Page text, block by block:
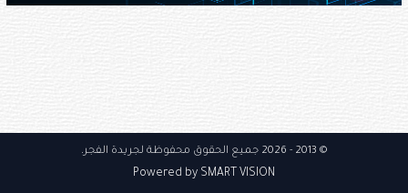
© 2013 - 2026 جميع الحقوق محفوظة لجريدة الفجر.
Powered by SMART VISION